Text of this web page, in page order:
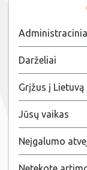
Darželiai
Grįžus į Lietuvą
Jūsų vaikas
Neįgalumo